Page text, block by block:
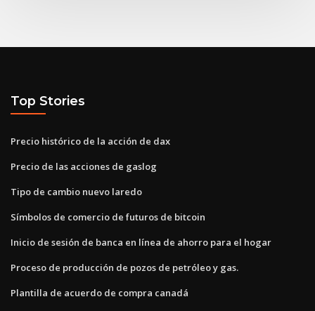
Top Stories
Precio histórico de la acción de dax
Precio de las acciones de gaslog
Tipo de cambio nuevo laredo
Símbolos de comercio de futuros de bitcoin
Inicio de sesión de banca en línea de ahorro para el hogar
Proceso de producción de pozos de petróleo y gas.
Plantilla de acuerdo de compra canadá